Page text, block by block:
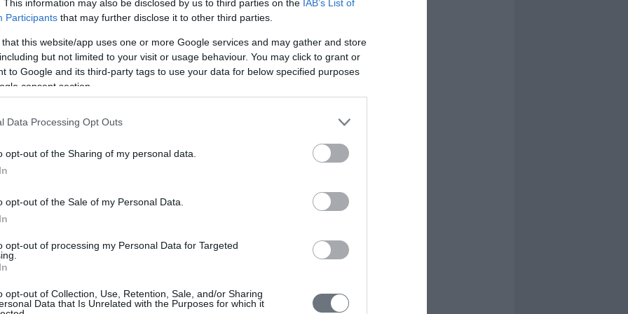
This information may also be disclosed by us to third parties on the IAB’s List of
Participants that may further disclose it to other third parties.
that this website/app uses one or more Google services and may gather and store
but not limited to your visit or usage behaviour. You may click to grant or
to Google and its third-party tags to use your data for below specified purposes
consent section.
Data Processing Opt Outs
opt-out of the Sharing of my personal data.
opt-out of the Sale of my Personal Data.
opt-out of processing my Personal Data for Targeted
opt-out of Collection, Use, Retention, Sale, and/or Sharing
Data that Is Unrelated with the Purposes for which it
δεν είναι πλέον όσο αποτελεσματική υπήρξε στις δεκαετίες
για πρώιμες εισόδους και μια τεχνική που αποκαλώ «BIWIQ» -
δεν αγοράζω ξεσπάσματα αλλά εστιάζω στην εύρεση μιας
της ισχύος. Δεν βιώνουμε πλέον τις αποκαλούμενες «αγορές
πολλές τυποποιημένες μεθόδους που έχουν χάσει την
ψάχνω για στησίματα όπως τα Shoulder-Head-and-Shoulders-
of-Death-Top (POD), που περιγράφονται με περισσότερες
με τις πωλήσεις με τίτλο «short selling with the O’Neil Disciples».
χρησιμοποιώ επίσης εβδομαδιαία διαγράμματα για συναλλαγές
φορές χρησιμοποιώ το διάγραμμα των 5 λεπτών για ακριβή
της αγοράς όσο και της πώλησης.
λεπτομέρειες. Πώς επιλέγετε τις εισόδους και τις εξόδους
κέρδη στις συναλλαγές σας;
σε σχηματισμούς βάσης ή σε σταθεροποιήσεις. Η τιμή
Pocket-Pivots (δείτε το πλαίσιο πληροφοριών). Όταν εμφανίζεται
μια υποχώρηση με πολύ χαμηλό όγκο και κοιτάζω τον εκθετικό
όρο των 50 ή 200. Και μου αρέσει να βλέπω ότι κατά την
κάτω από τον μέσο ημερήσιο όγκο. Αν συμβαίνει αυτό, είναι για
μέρα «βουντού» (VDU). Επίσης, συχνά εξετάζω μετοχές
των χαμηλών μιας ενδεχόμενης νέας βάσης το οποίο αποκαλώ
ότι η μετοχή έχει «στρογγυλέψει» το χαμηλό μιας νέας βάσης
μήκος των χαμηλών χρησιμεύουν ως το πρώτο σημείο αναφοράς
μετοχή σπάσει στη συνέχεια, μπορώ συχνά να πουλάω στο